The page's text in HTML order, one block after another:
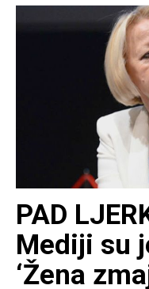
PAD
Mediji su
‘Žena